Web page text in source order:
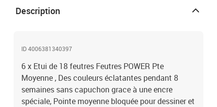
Description
ID 4006381340397
6 x Etui de 18 feutres Feutres POWER Pte
Moyenne , Des couleurs éclatantes pendant 8
semaines sans capuchon grace à une encre
spéciale, Pointe moyenne bloquée pour dessiner et